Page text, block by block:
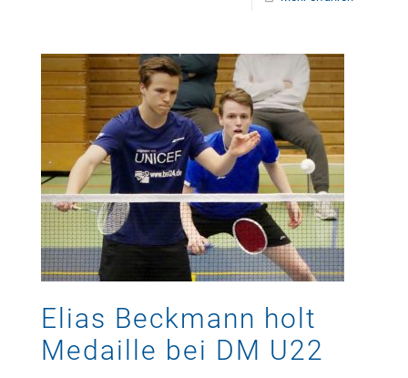
Elias Beckmann holt
Medaille bei DM U22